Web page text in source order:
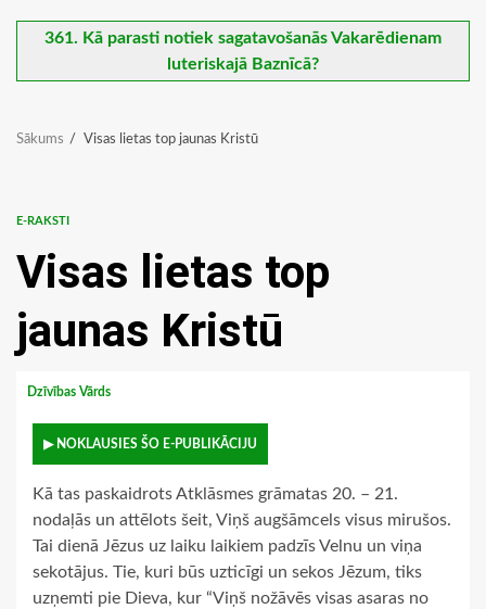
361. Kā parasti notiek sagatavošanās Vakarēdienam
luteriskajā Baznīcā?
Sākums Visas lietas top jaunas Kristū
E-RAKSTI
Visas lietas top
jaunas Kristū
Dzīvības Vārds
▶ NOKLAUSIES ŠO E-PUBLIKĀCIJU
Kā tas paskaidrots Atklāsmes grāmatas 20. – 21.
nodaļās un attēlots šeit, Viņš augšāmcels visus mirušos.
Tai dienā Jēzus uz laiku laikiem padzīs Velnu un viņa
sekotājus. Tie, kuri būs uzticīgi un sekos Jēzum, tiks
uzņemti pie Dieva, kur “Viņš nožāvēs visas asaras no